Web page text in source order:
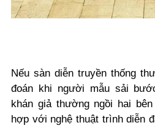
Nếu sàn diễn truyền thống
đoán khi người mẫu sải
khán giả thường ngồi hai
hợp với nghệ thuật trình diễn